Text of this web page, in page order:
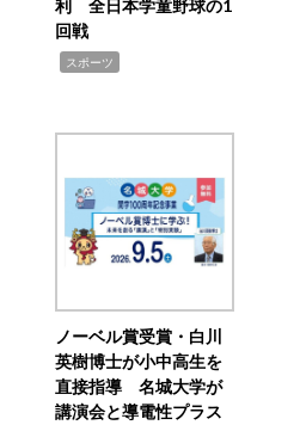
利 全日本学童野球の1
回戦
スポーツ
ノーベル賞受賞・白川
英樹博士が小中高生を
直接指導 名城大学が
講演会と導電性プラス